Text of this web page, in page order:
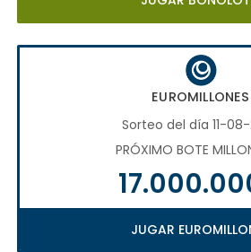
EUROMILLONES
Sorteo del día 11-
PRÓXIMO BOTE
JUGAR